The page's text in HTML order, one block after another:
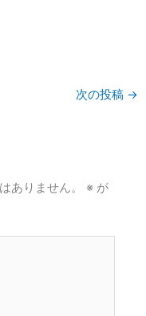
次の投稿 →
ありません。 ※ が